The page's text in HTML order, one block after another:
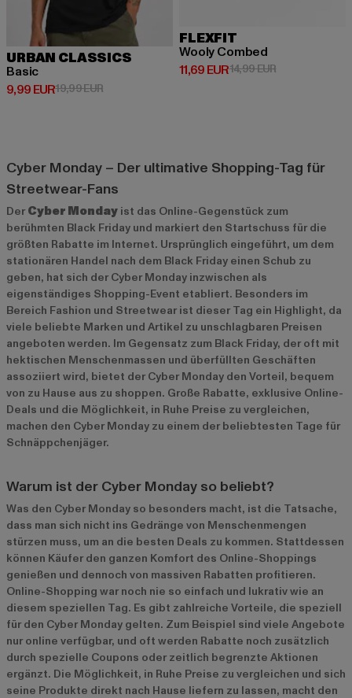
URBAN CLASSICS
Basic
9,99 EUR
Derzeitiger Preis: 9,99 EUR
19,99 EURAktionspreis: 19,99 EUR
FLEXFIT
Wooly Combed
11,69 EUR
Derzeitiger Preis: 11,69 EUR
14,99 EURAktionspreis:
Cyber Monday – Der ultimative Shopping-Tag für
Streetwear-Fans
Der Cyber Monday ist das Online-Gegenstück zum
berühmten Black Friday und markiert den Startschuss für die
größten Rabatte im Internet. Ursprünglich eingeführt, um dem
stationären Handel nach dem Black Friday einen Schub zu
geben, hat sich der Cyber Monday inzwischen als
eigenständiges Shopping-Event etabliert. Besonders im
Bereich Fashion und Streetwear ist dieser Tag ein Highlight, da
viele beliebte Marken und Artikel zu unschlagbaren Preisen
angeboten werden. Im Gegensatz zum Black Friday, der oft mit
hektischen Menschenmassen und überfüllten Geschäften
assoziiert wird, bietet der Cyber Monday den Vorteil, bequem
von zu Hause aus zu shoppen. Große Rabatte, exklusive Online-
Deals und die Möglichkeit, in Ruhe Preise zu vergleichen,
machen den Cyber Monday zu einem der beliebtesten Tage für
Schnäppchenjäger.
Warum ist der Cyber Monday so beliebt?
Was den Cyber Monday so besonders macht, ist die Tatsache,
dass man sich nicht ins Gedränge von Menschenmengen
stürzen muss, um an die besten Deals zu kommen. Stattdessen
können Käufer den ganzen Komfort des Online-Shoppings
genießen und dennoch von massiven Rabatten profitieren.
Online-Shopping war noch nie so einfach und lukrativ wie an
diesem speziellen Tag. Es gibt zahlreiche Vorteile, die speziell
für den Cyber Monday gelten. Zum Beispiel sind viele Angebote
nur online verfügbar, und oft werden Rabatte noch zusätzlich
durch spezielle Coupons oder zeitlich begrenzte Aktionen
ergänzt. Die Möglichkeit, in Ruhe Preise zu vergleichen und sich
seine Produkte direkt nach Hause liefern zu lassen, macht den